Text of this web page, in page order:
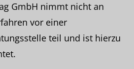
GmbH nimmt nicht an
vor einer
teil und ist hierzu